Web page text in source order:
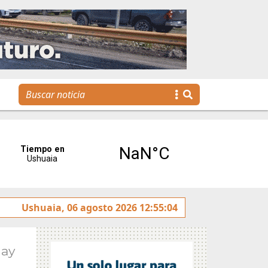
invita a disfrutar de una nueva edición de
Ushuaia, 06 agosto 2026 12:55:04